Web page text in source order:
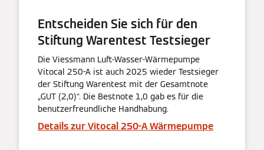
Entscheiden Sie sich für den
Stiftung Warentest Testsieger
Die Viessmann Luft-Wasser-Wärmepumpe
Vitocal 250-A ist auch 2025 wieder Testsieger
der Stiftung Warentest mit der Gesamtnote
„GUT (2,0)“. Die Bestnote 1,0 gab es für die
benutzerfreundliche Handhabung.
Details zur Vitocal 250-A Wärmepumpe